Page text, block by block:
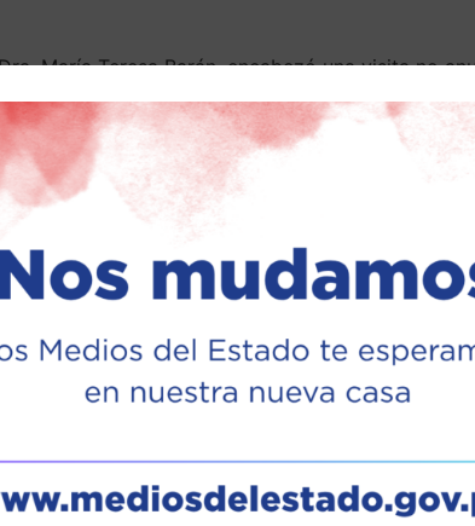
María Teresa Barán, encabezó una visita no
atención a los pacientes y la operatividad del